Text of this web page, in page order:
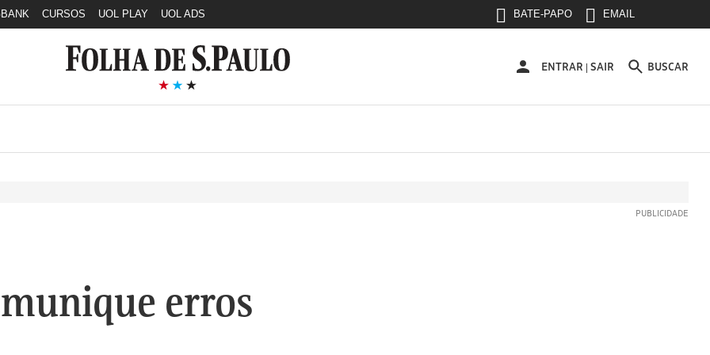
CURSOS UOL PLAY UOL ADS BATE-PAPO EMAIL
ENTRAR
ENTRAR | SAIR BUSCAR
erros